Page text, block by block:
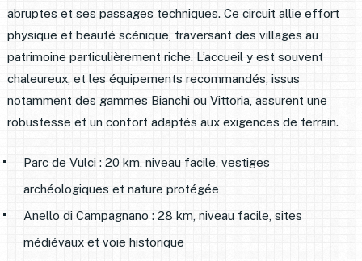
abruptes et ses passages techniques. Ce circuit allie effort
physique et beauté scénique, traversant des villages au
patrimoine particulièrement riche. L’accueil y est souvent
chaleureux, et les équipements recommandés, issus
notamment des gammes Bianchi ou Vittoria, assurent une
robustesse et un confort adaptés aux exigences de terrain.
Parc de Vulci : 20 km, niveau facile, vestiges
archéologiques et nature protégée
Anello di Campagnano : 28 km, niveau facile, sites
médiévaux et voie historique